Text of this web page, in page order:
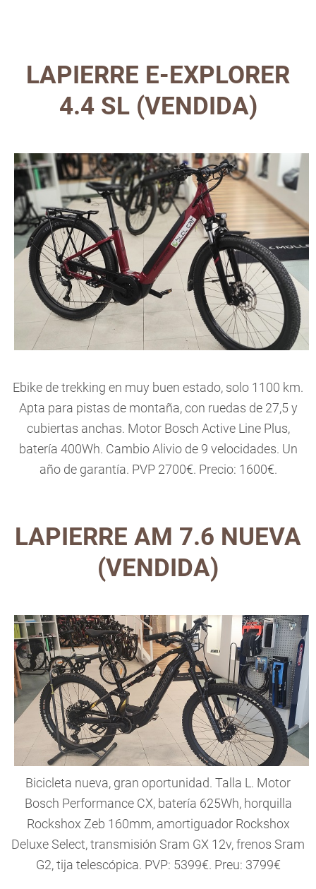
LAPIERRE E-EXPLORER
4.4 SL (VENDIDA)
Ebike de trekking en muy buen estado, solo 1100 km.
Apta para pistas de montaña, con ruedas de 27,5 y
cubiertas anchas. Motor Bosch Active Line Plus,
batería 400Wh. Cambio Alivio de 9 velocidades. Un
año de garantía. PVP 2700€. Precio: 1600€.
LAPIERRE AM 7.6 NUEVA
(VENDIDA)
Bicicleta nueva, gran oportunidad. Talla L. Motor
Bosch Performance CX, batería 625Wh, horquilla
Rockshox Zeb 160mm, amortiguador Rockshox
Deluxe Select, transmisión Sram GX 12v, frenos Sram
G2, tija telescópica. PVP: 5399€. Preu: 3799€